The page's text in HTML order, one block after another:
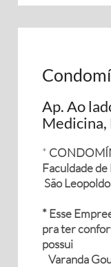
Ap. Ao
*
Faculdade
São
* Esse
pra ter
possui
Varanda